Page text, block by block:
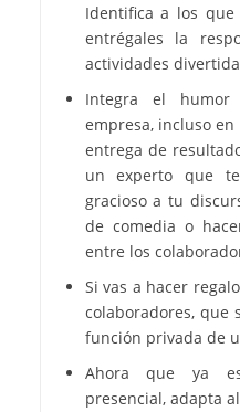
Identifica a los
entrégales la
actividades
Integra el
empresa, incluso
entrega de
un experto que
gracioso a tu
de comedia o
entre los
Si vas a hacer
colaboradores, que
función privada de
Ahora que ya
presencial, adapta